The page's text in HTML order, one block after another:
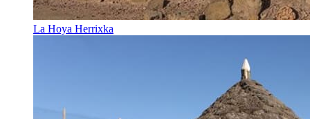
La Hoya Herrixka